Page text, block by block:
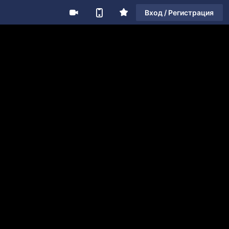
Вход / Регистрация